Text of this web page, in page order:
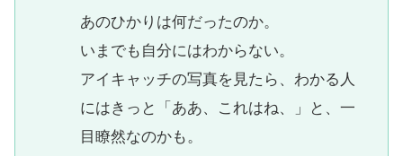
あのひかりは何だったのか。
いまでも自分にはわからない。
アイキャッチの写真を見たら、わかる人
にはきっと「ああ、これはね、」と、一
目瞭然なのかも。